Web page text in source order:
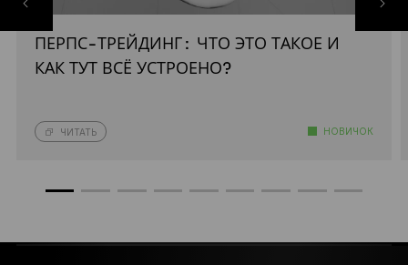
ПЕРПС-ТРЕЙДИНГ: ЧТО ЭТО ТАКОЕ И
КАК ТУТ ВСЁ УСТРОЕНО?
ЧИТАТЬ НОВИЧОК